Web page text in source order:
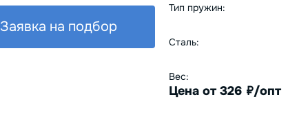
Тип пружин:
Сталь:
Вес:
Цена от 326 руб./опт
Заявка на подбор